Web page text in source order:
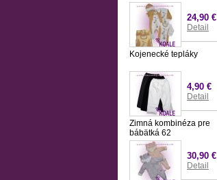
24,90 €
Detail
Kojenecké tepláky
4,90 €
Detail
Zimná kombinéza pre
bábätká 62
30,90 €
Detail